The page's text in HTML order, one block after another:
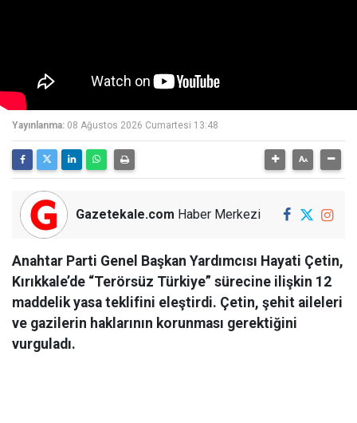
Yayınlanma: 08 Ağustos 2026 Cumartesi 13:48
Gazetekale.com Haber Merkezi
Anahtar Parti Genel Başkan Yardımcısı Hayati Çetin,
Kırıkkale’de “Terörsüz Türkiye” sürecine ilişkin 12
maddelik yasa teklifini eleştirdi. Çetin, şehit aileleri
ve gazilerin haklarının korunması gerektiğini
vurguladı.